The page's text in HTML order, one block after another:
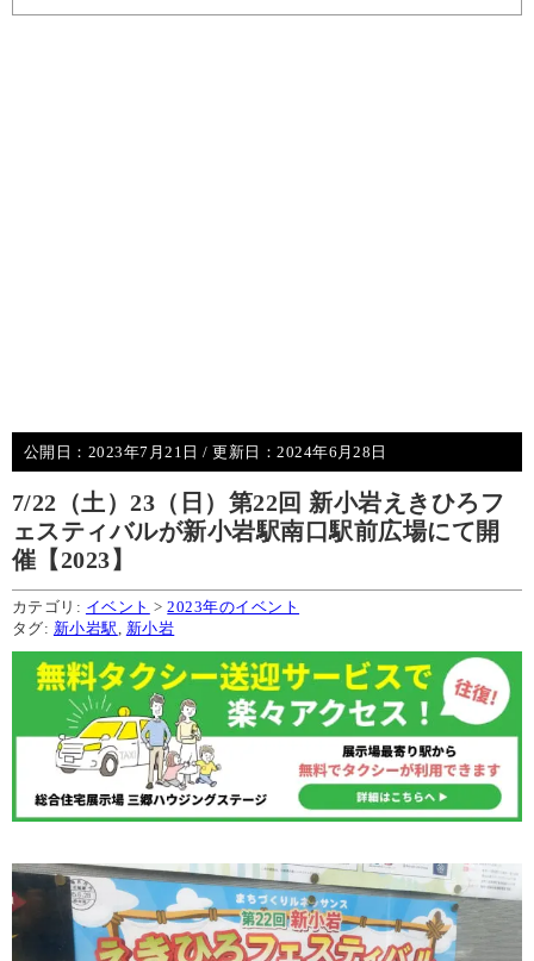
公開日： 2023年7月21日 / 更新日：2024年6月28日
7/22（土）23（日）第22回 新小岩えきひろフ
ェスティバルが新小岩駅南口駅前広場にて開
催【2023】
カテゴリ: イベント >2023年のイベント
タグ: 新小岩駅 新小岩